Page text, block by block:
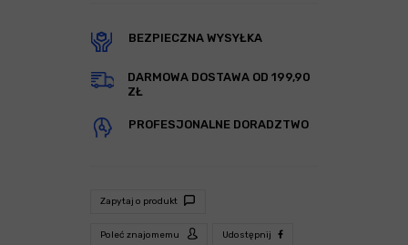
BEZPIECZNA WYSYŁKA
DARMOWA DOSTAWA OD 199,90
ZŁ
PROFESJONALNE DORADZTWO
Zapytaj o produkt
Poleć znajomemu Udostępnij